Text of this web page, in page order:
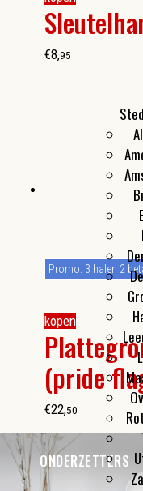
€8,95
kopen
(pride
Promo: 3 halen 2
€22,50
ONDERZETTERS